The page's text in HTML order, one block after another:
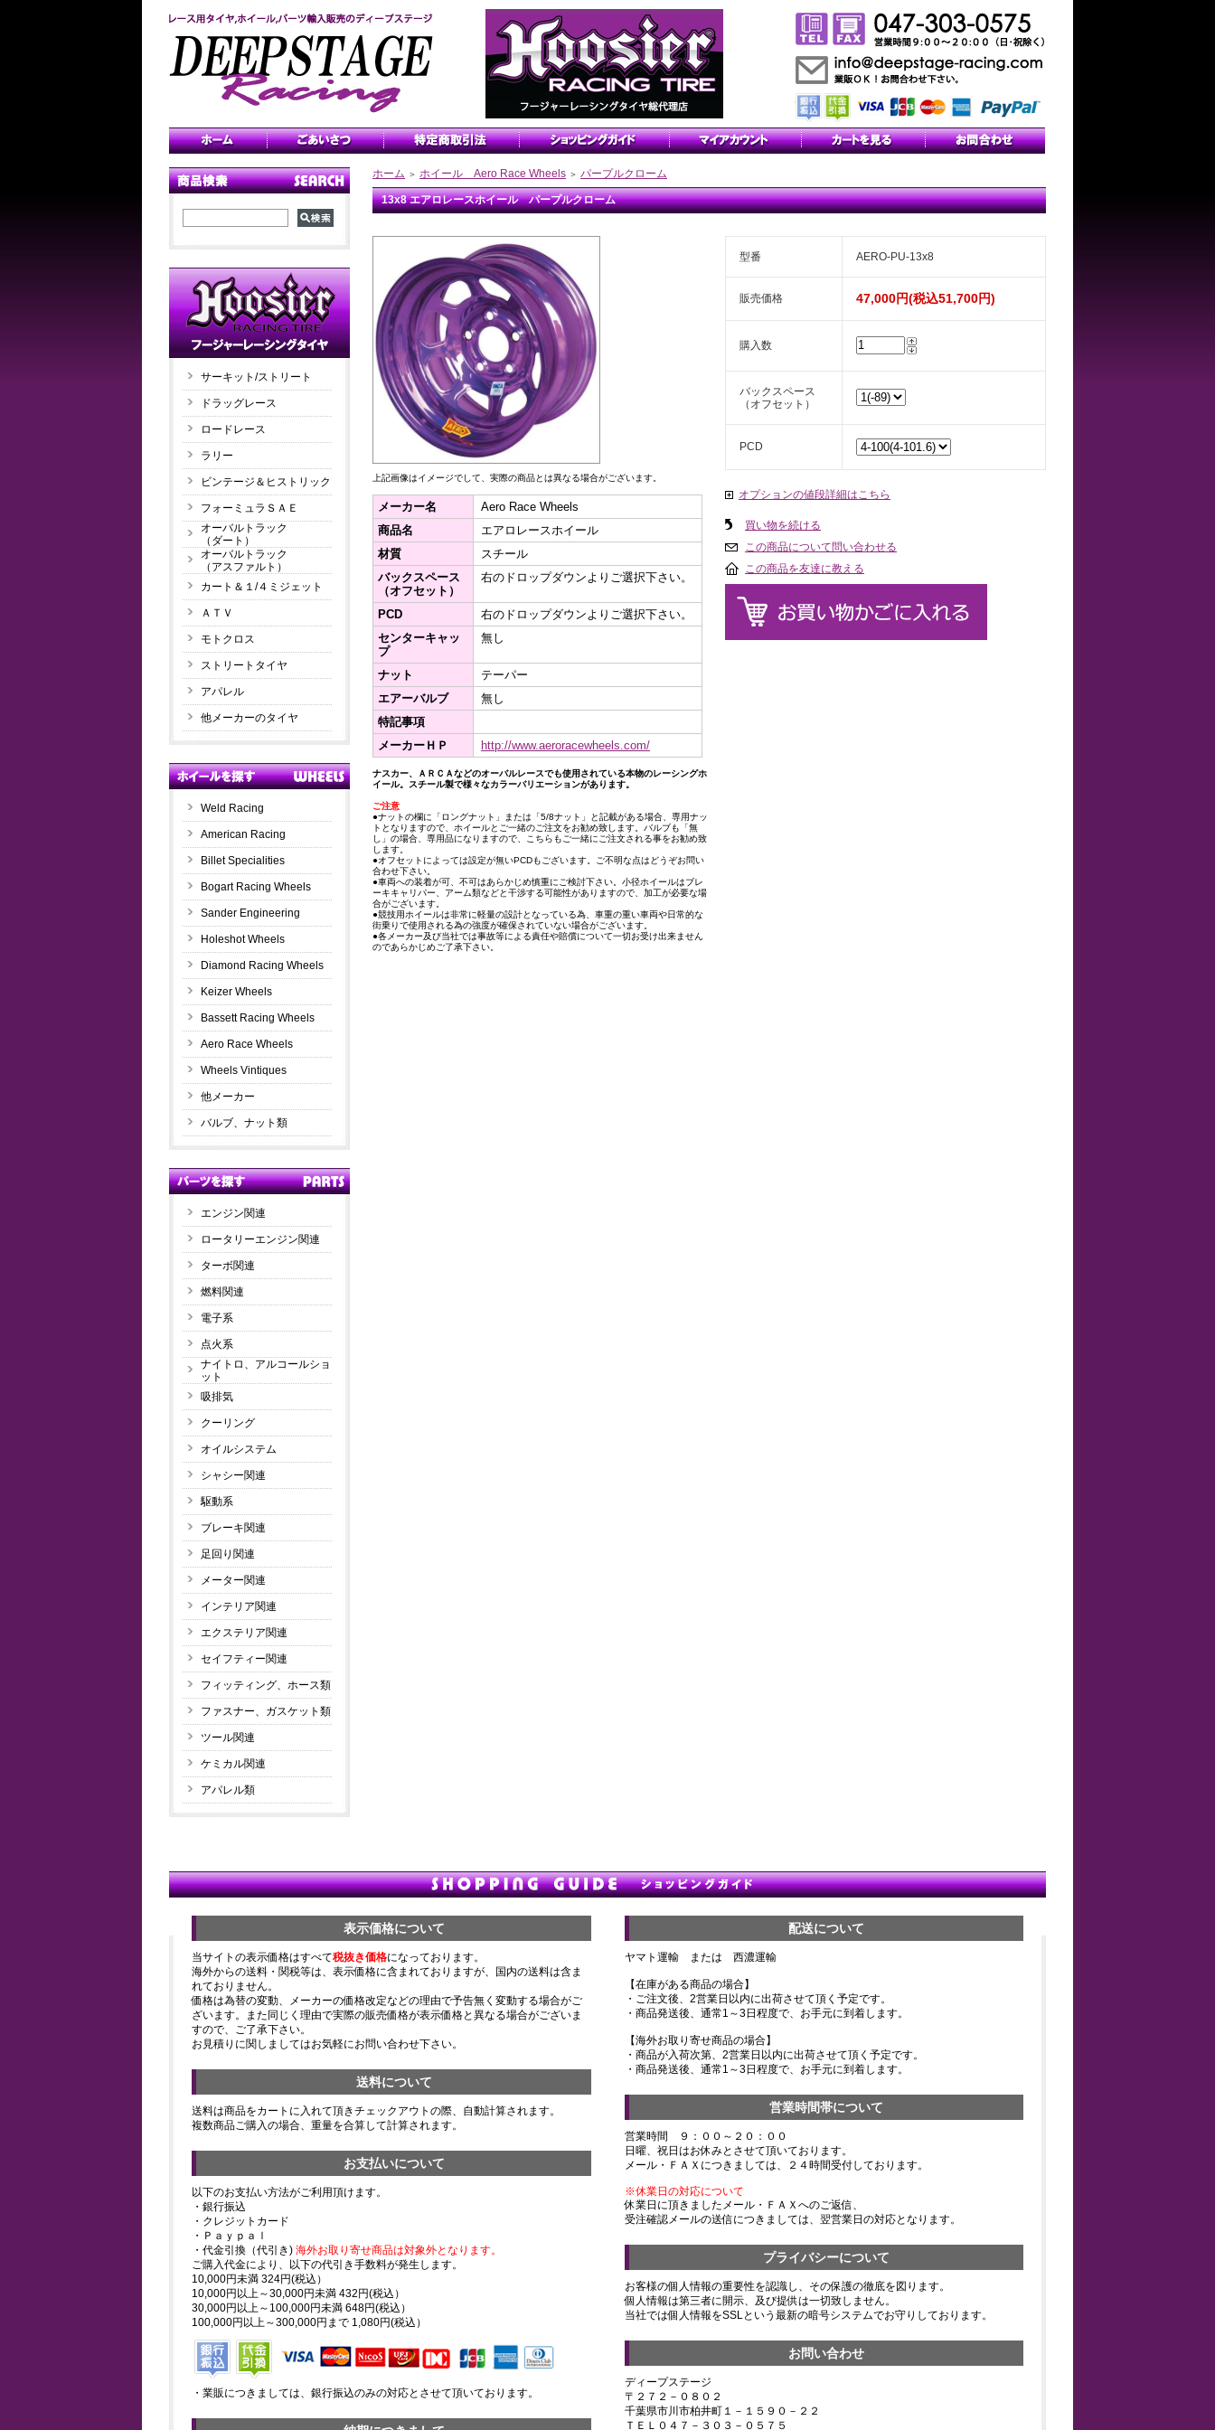
サーキット/ストリート
ドラッグレース
ロードレース
ラリー
ビンテージ＆ヒストリック
フォーミュラＳＡＥ
オーバルトラック
（ダート）
オーバルトラック
（アスファルト）
カート＆１/４ミジェット
ＡＴＶ
モトクロス
ストリートタイヤ
アパレル
他メーカーのタイヤ
Weld Racing
American Racing
Billet Specialities
Bogart Racing Wheels
Sander Engineering
Holeshot Wheels
Diamond Racing Wheels
Keizer Wheels
Bassett Racing Wheels
Aero Race Wheels
Wheels Vintiques
他メーカー
バルブ、ナット類
エンジン関連
ロータリーエンジン関連
ターボ関連
燃料関連
電子系
点火系
ナイトロ、アルコールショ
ット
吸排気
クーリング
オイルシステム
シャシー関連
駆動系
ブレーキ関連
足回り関連
メーター関連
インテリア関連
エクステリア関連
セイフティー関連
フィッティング、ホース類
ファスナー、ガスケット類
ツール関連
ケミカル関連
アパレル類
ホーム ＞ ホイール Aero Race Wheels ＞ パープルクローム
13x8 エアロレースホイール パープルクローム
上記画像はイメージでして、実際の商品とは異なる場合がございます。
メーカー名
Aero Race Wheels
商品名
エアロレースホイール
材質
スチール
バックスペース
（オフセット）
右のドロップダウンよりご選択下さい。
PCD
右のドロップダウンよりご選択下さい。
センターキャッ
プ
無し
ナット
テーパー
エアーバルブ
無し
特記事項
メーカーＨＰ
http://www.aeroracewheels.com/
ナスカー、ＡＲＣＡなどのオーバルレースでも使用されている本物のレーシングホ
イール。スチール製で様々なカラーバリエーションがあります。
ご注意
●ナットの欄に「ロングナット」または「5/8ナット」と記載がある場合、専用ナッ
トとなりますので、ホイールとご一緒のご注文をお勧め致します。バルブも「無
し」の場合、専用品になりますので、こちらもご一緒にご注文される事をお勧め致
します。
●オフセットによっては設定が無いPCDもございます。ご不明な点はどうぞお問い
合わせ下さい。
●車両への装着が可、不可はあらかじめ慎重にご検討下さい。小径ホイールはブレ
ーキキャリパー、アーム類などと干渉する可能性がありますので、加工が必要な場
合がございます。
●競技用ホイールは非常に軽量の設計となっている為、車重の重い車両や日常的な
街乗りで使用される為の強度が確保されていない場合がございます。
●各メーカー及び当社では事故等による責任や賠償について一切お受け出来ません
のであらかじめご了承下さい。
型番 AERO-PU-13x8
販売価格 47,000円(税込51,700円)
購入数
バックスペース
（オフセット）
PCD
オプションの値段詳細はこちら
買い物を続ける
この商品について問い合わせる
この商品を友達に教える
表示価格について
当サイトの表示価格はすべて税抜き価格になっております。
海外からの送料・関税等は、表示価格に含まれておりますが、国内の送料は含ま
れておりません。
価格は為替の変動、メーカーの価格改定などの理由で予告無く変動する場合がご
ざいます。また同じく理由で実際の販売価格が表示価格と異なる場合がございま
すので、ご了承下さい。
お見積りに関しましてはお気軽にお問い合わせ下さい。
送料について
送料は商品をカートに入れて頂きチェックアウトの際、自動計算されます。
複数商品ご購入の場合、重量を合算して計算されます。
お支払いについて
以下のお支払い方法がご利用頂けます。
・銀行振込
・クレジットカード
・Ｐａｙｐａｌ
・代金引換（代引き) 海外お取り寄せ商品は対象外となります。
ご購入代金により、以下の代引き手数料が発生します。
10,000円未満 324円(税込）
10,000円以上～30,000円未満 432円(税込）
30,000円以上～100,000円未満 648円(税込）
100,000円以上～300,000円まで 1,080円(税込）
・業販につきましては、銀行振込のみの対応とさせて頂いております。
配送について
ヤマト運輸 または 西濃運輸
【在庫がある商品の場合】
・ご注文後、2営業日以内に出荷させて頂く予定です。
・商品発送後、通常1～3日程度で、お手元に到着します。
【海外お取り寄せ商品の場合】
・商品が入荷次第、2営業日以内に出荷させて頂く予定です。
・商品発送後、通常1～3日程度で、お手元に到着します。
営業時間帯について
営業時間 ９：００～２０：００
日曜、祝日はお休みとさせて頂いております。
メール・ＦＡＸにつきましては、２４時間受付しております。
※休業日の対応について
休業日に頂きましたメール・ＦＡＸへのご返信、
受注確認メールの送信につきましては、翌営業日の対応となります。
プライバシーについて
お客様の個人情報の重要性を認識し、その保護の徹底を図ります。
個人情報は第三者に開示、及び提供は一切致しません。
当社では個人情報をSSLという最新の暗号システムでお守りしております。
お問い合わせ
ディープステージ
〒２７２－０８０２
千葉県市川市柏井町１－１５９０－２２
ＴＥＬ０４７－３０３－０５７５